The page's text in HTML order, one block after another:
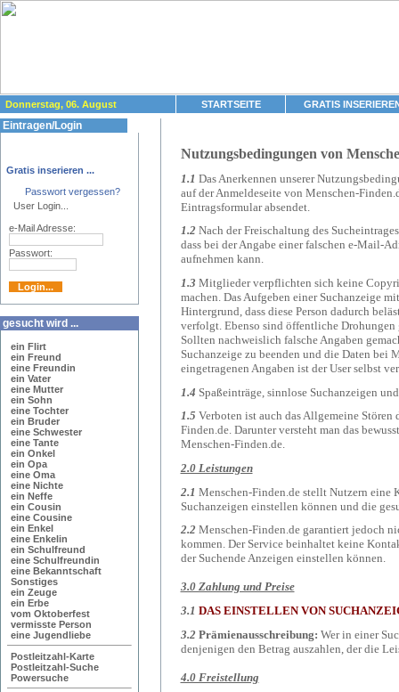
Donnerstag, 06. August STARTSEITE GRATIS
Eintragen/Login
Gratis inserieren ...
Passwort vergessen?
User Login...
e-Mail Adresse:
Passwort:
gesucht wird ...
ein Flirt
ein Freund
eine Freundin
ein Vater
eine Mutter
ein Sohn
eine Tochter
ein Bruder
eine Schwester
eine Tante
ein Onkel
ein Opa
eine Oma
eine Nichte
ein Neffe
ein Cousin
eine Cousine
ein Enkel
eine Enkelin
ein Schulfreund
eine Schulfreundin
eine Bekanntschaft
Sonstiges
ein Zeuge
ein Erbe
vom Oktoberfest
vermisste Person
eine Jugendliebe
Postleitzahl-Karte
Postleitzahl-Suche
Powersuche
Nutzungsbedingungen von
1.1 Das Anerkennen unserer
auf der Anmeldeseite von Menschen-
Eintragsformular absendet.
1.2 Nach der Freischaltung des
dass bei der Angabe einer falschen e-Mail-
aufnehmen kann.
1.3 Mitglieder verpflichten sich keine
machen. Das Aufgeben einer Suchanzeige
Hintergrund, dass diese Person dadurch
verfolgt. Ebenso sind öffentliche
Sollten nachweislich falsche Angaben
Suchanzeige zu beenden und die Daten bei
eingetragenen Angaben ist der User selbst
1.4 Spaßeinträge, sinnlose Suchanzeigen
1.5 Verboten ist auch das Allgemeine
Finden.de. Darunter versteht man das
Menschen-Finden.de.
2.0 Leistungen
2.1 Menschen-Finden.de stellt Nutzern eine
Suchanzeigen einstellen können und die
2.2 Menschen-Finden.de garantiert jedoch
kommen. Der Service beinhaltet keine
der Suchende Anzeigen einstellen können.
3.0 Zahlung und Preise
3.1 DAS EINSTELLEN VON
3.2 Prämienausschreibung: Wer in einer
denjenigen den Betrag auszahlen, der die
4.0 Freistellung